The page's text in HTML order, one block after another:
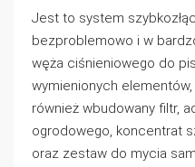
Jest to system
bezproblemowo i w
węża ciśnieniowego do
wymienionych
również wbudowany filtr,
ogrodowego, koncentrat
oraz zestaw do mycia